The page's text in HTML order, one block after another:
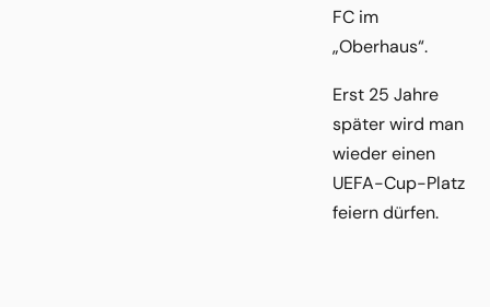
FC im
„Oberhaus“.
Erst 25 Jahre
später wird man
wieder einen
UEFA-Cup-Platz
feiern dürfen.